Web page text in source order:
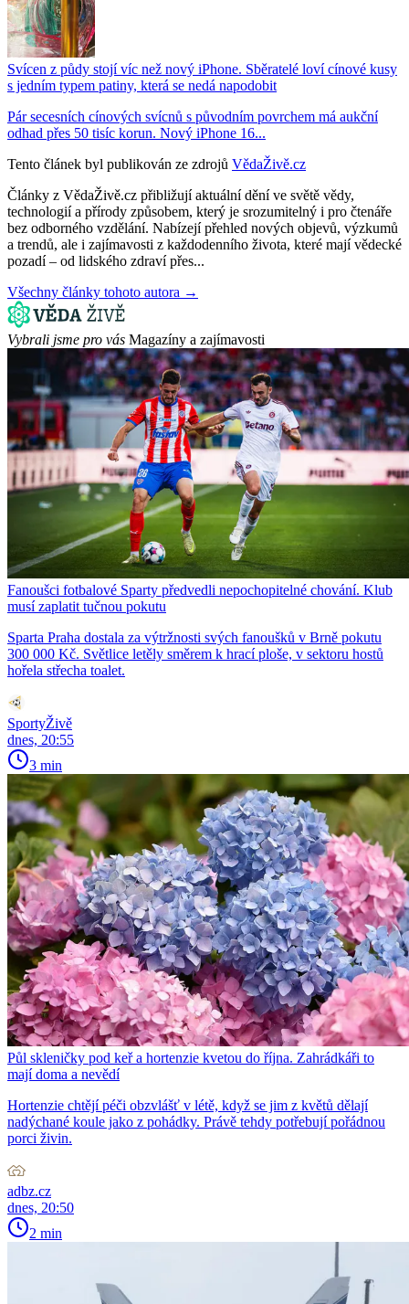
Svícen z půdy stojí víc než nový iPhone. Sběratelé loví cínové kusy
s jedním typem patiny, která se nedá napodobit
Pár secesních cínových svícnů s původním povrchem má aukční
odhad přes 50 tisíc korun. Nový iPhone 16...
Tento článek byl publikován ze zdrojů VědaŽivě.cz
Články z VědaŽivě.cz přibližují aktuální dění ve světě vědy,
technologií a přírody způsobem, který je srozumitelný i pro čtenáře
bez odborného vzdělání. Nabízejí přehled nových objevů, výzkumů
a trendů, ale i zajímavosti z každodenního života, které mají vědecké
pozadí – od lidského zdraví přes...
Všechny články tohoto autora →
Vybrali jsme pro vás Magazíny a zajímavosti
Fanoušci fotbalové Sparty předvedli nepochopitelné chování. Klub
musí zaplatit tučnou pokutu
Sparta Praha dostala za výtržnosti svých fanoušků v Brně pokutu
300 000 Kč. Světlice letěly směrem k hrací ploše, v sektoru hostů
hořela střecha toalet.
SportyŽivě
dnes, 20:55
3 min
Půl skleničky pod keř a hortenzie kvetou do října. Zahrádkáři to
mají doma a nevědí
Hortenzie chtějí péči obzvlášť v létě, když se jim z květů dělají
nadýchané koule jako z pohádky. Právě tehdy potřebují pořádnou
porci živin.
adbz.cz
dnes, 20:50
2 min